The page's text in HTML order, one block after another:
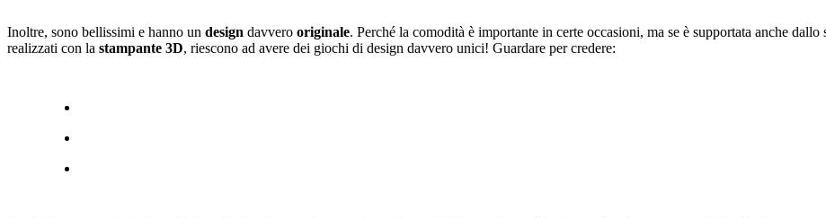
Inoltre, sono bellissimi e hanno un design davvero originale. Perché la comodità è importante in certe occasioni, ma se è supportata anche
realizzati con la stampante 3D, riescono ad avere dei giochi di design davvero unici! Guardare per credere: